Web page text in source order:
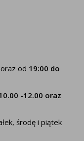
oraz od 19:00 do
-12.00 oraz
środę i piątek